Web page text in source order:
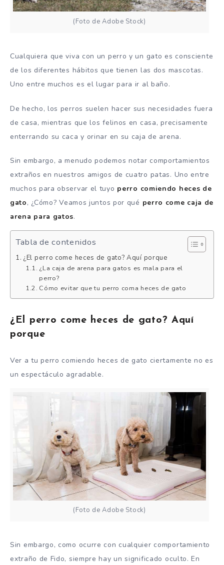
(Foto de Adobe Stock)
Cualquiera que viva con un perro y un gato es consciente
de los diferentes hábitos que tienen las dos mascotas.
Uno entre muchos es el lugar para ir al baño.
De hecho, los perros suelen hacer sus necesidades fuera
de casa, mientras que los felinos en casa, precisamente
enterrando su caca y orinar en su caja de arena.
Sin embargo, a menudo podemos notar comportamientos
extraños en nuestros amigos de cuatro patas. Uno entre
muchos para observar el tuyo perro comiendo heces de
gato, ¿Cómo? Veamos juntos por qué perro come caja de
arena para gatos.
Tabla de contenidos
¿El perro come heces de gato? Aquí porque
¿La caja de arena para gatos es mala para el
perro?
Cómo evitar que tu perro coma heces de gato
¿El perro come heces de gato? Aquí
porque
Ver a tu perro comiendo heces de gato ciertamente no es
un espectáculo agradable.
(Foto de Adobe Stock)
Sin embargo, como ocurre con cualquier comportamiento
extraño de Fido, siempre hay un significado oculto. En